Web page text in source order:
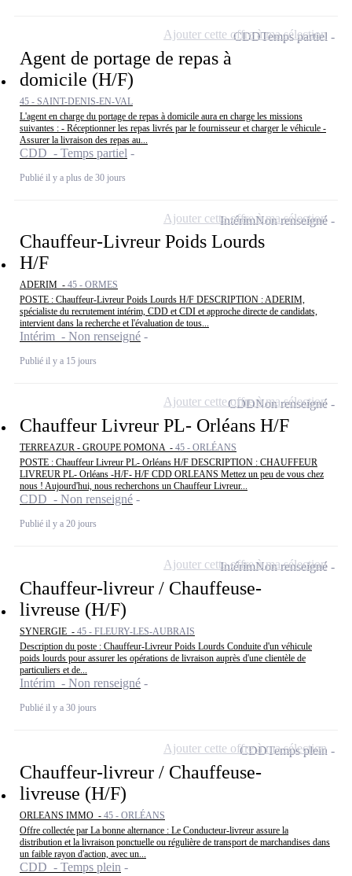
Agent de portage de repas à
domicile (H/F)
45 - SAINT-DENIS-EN-VAL
L'agent en charge du portage de repas à domicile aura en charge les missions
suivantes : - Réceptionner les repas livrés par le fournisseur et charger le véhicule -
Assurer la livraison des repas au...
CDD - Temps partiel
Publié il y a plus de 30 jours
CDDTemps partiel
Ajouter cette offre à ma sélection
Chauffeur-Livreur Poids Lourds
H/F
ADERIM - 45 - ORMES
POSTE : Chauffeur-Livreur Poids Lourds H/F DESCRIPTION : ADERIM,
spécialiste du recrutement intérim, CDD et CDI et approche directe de candidats,
intervient dans la recherche et l'évaluation de tous...
Intérim - Non renseigné
Publié il y a 15 jours
IntérimNon renseigné
Ajouter cette offre à ma sélection
Chauffeur Livreur PL- Orléans H/F
TERREAZUR - GROUPE POMONA - 45 - ORLÉANS
POSTE : Chauffeur Livreur PL- Orléans H/F DESCRIPTION : CHAUFFEUR
LIVREUR PL- Orléans -H/F- H/F CDD ORLEANS Mettez un peu de vous chez
nous ! Aujourd'hui, nous recherchons un Chauffeur Livreur...
CDD - Non renseigné
Publié il y a 20 jours
CDDNon renseigné
Ajouter cette offre à ma sélection
Chauffeur-livreur / Chauffeuse-
livreuse (H/F)
SYNERGIE - 45 - FLEURY-LES-AUBRAIS
Description du poste : Chauffeur-Livreur Poids Lourds Conduite d'un véhicule
poids lourds pour assurer les opérations de livraison auprès d'une clientèle de
particuliers et de...
Intérim - Non renseigné
Publié il y a 30 jours
IntérimNon renseigné
Ajouter cette offre à ma sélection
Chauffeur-livreur / Chauffeuse-
livreuse (H/F)
ORLEANS IMMO - 45 - ORLÉANS
Offre collectée par La bonne alternance : Le Conducteur-livreur assure la
distribution et la livraison ponctuelle ou régulière de transport de marchandises dans
un faible rayon d'action, avec un...
CDD - Temps plein
CDDTemps plein
Ajouter cette offre à ma sélection